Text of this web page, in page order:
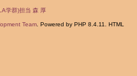
学群)担当 森 厚
Team. Powered by PHP 8.4.11. HTML